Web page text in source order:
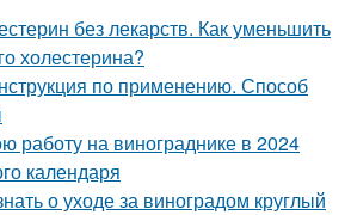
без лекарств. Как уменьшить
холестерина?
по применению. Способ
работу на винограднике в 2024
календаря
о уходе за виноградом круглый